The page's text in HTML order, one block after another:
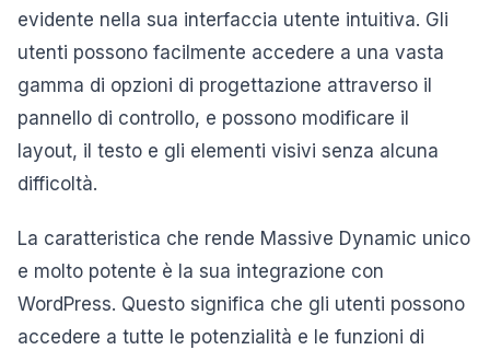
evidente nella sua interfaccia utente intuitiva. Gli
utenti possono facilmente accedere a una vasta
gamma di opzioni di progettazione attraverso il
pannello di controllo, e possono modificare il
layout, il testo e gli elementi visivi senza alcuna
difficoltà.
La caratteristica che rende Massive Dynamic unico
e molto potente è la sua integrazione con
WordPress. Questo significa che gli utenti possono
accedere a tutte le potenzialità e le funzioni di